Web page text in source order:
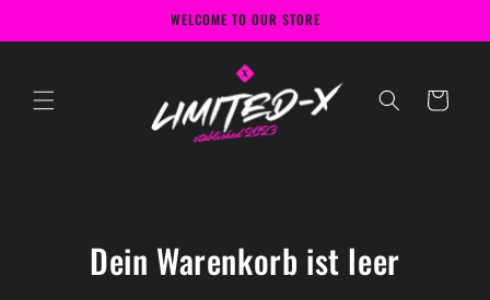
Inhalt
WELCOME TO OUR STORE
Warenkorb
Dein Warenkorb ist leer